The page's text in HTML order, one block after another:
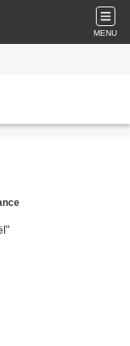
MENU